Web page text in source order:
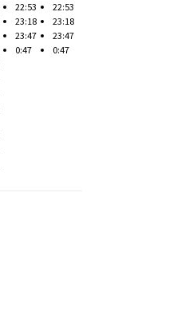
22:53
23:18
23:47
0:47
22:53
23:18
23:47
0:47